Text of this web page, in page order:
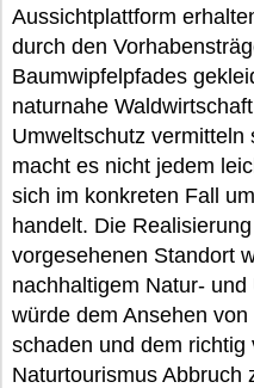
Aussichtplattform
durch den
Baumwipfelpfades
naturnahe
Umweltschutz vermitteln
macht es nicht jedem
sich im konkreten Fall
handelt. Die
vorgesehenen Standort
nachhaltigem Natur-
würde dem Ansehen
schaden und dem richtig
Naturtourismus Abbruch